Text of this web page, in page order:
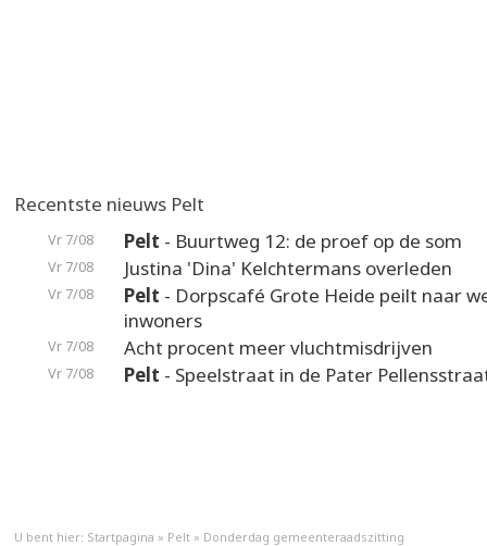
Recentste nieuws Pelt
Vr 7/08 Pelt - Buurtweg 12: de proef op de som
Vr 7/08 Justina 'Dina' Kelchtermans overleden
Vr 7/08 Pelt - Dorpscafé Grote Heide peilt naar
inwoners
Vr 7/08 Acht procent meer vluchtmisdrijven
Vr 7/08 Pelt - Speelstraat in de Pater
U bent hier: Startpagina » Pelt » Donderdag gemeenteraadszitting